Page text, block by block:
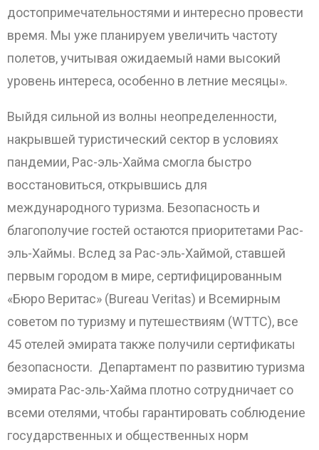
достопримечательностями и интересно провести
время. Мы уже планируем увеличить частоту
полетов, учитывая ожидаемый нами высокий
уровень интереса, особенно в летние месяцы».
Выйдя сильной из волны неопределенности,
накрывшей туристический сектор в условиях
пандемии, Рас-эль-Хайма смогла быстро
восстановиться, открывшись для
международного туризма. Безопасность и
благополучие гостей остаются приоритетами Рас-
эль-Хаймы. Вслед за Рас-эль-Хаймой, ставшей
первым городом в мире, сертифицированным
«Бюро Веритас» (Bureau Veritas) и Всемирным
советом по туризму и путешествиям (WTTC), все
45 отелей эмирата также получили сертификаты
безопасности. Департамент по развитию туризма
эмирата Рас-эль-Хайма плотно сотрудничает со
всеми отелями, чтобы гарантировать соблюдение
государственных и общественных норм